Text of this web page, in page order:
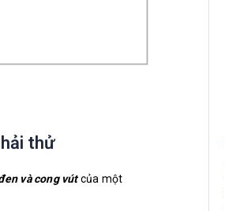
thử
và cong vútcủa một